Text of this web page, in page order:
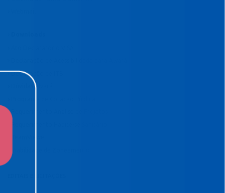
Declaração de ITBI
Dúvidas Alvará
Requerimento Análise de Projetos